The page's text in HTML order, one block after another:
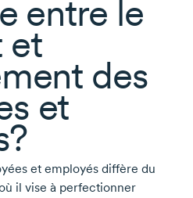
entre le
et
des
et
et employés diffère du
il vise à perfectionner